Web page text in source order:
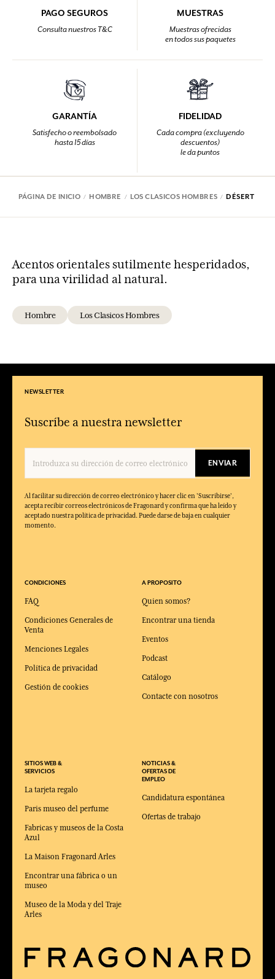
PAGO SEGUROS
Consulta nuestros T&C
MUESTRAS
Muestras ofrecidas
en todos sus paquetes
GARANTÍA
Satisfecho o reembolsado
hasta 15 días
FIDELIDAD
Cada compra (excluyendo
descuentos)
le da puntos
PÁGINA DE INICIO HOMBRE LOS CLASICOS HOMBRES DÉSERT
Acentos orientales sutilmente hesperidados,
para una virilidad al natural.
Hombre Los Clasicos Hombres
NEWSLETTER
Suscríbe a nuestra newsletter
ENVIAR
Al facilitar su dirección de correo electrónico y hacer clic en 'Suscribirse',
acepta recibir correos electrónicos de Fragonard y confirma que ha leído y
aceptado nuestra política de privacidad. Puede darse de baja en cualquier
momento.
CONDICIONES
FAQ
Condiciones Generales de
Venta
Menciones Legales
Política de privacidad
Gestión de cookies
SITIOS WEB &
SERVICIOS
La tarjeta regalo
Paris museo del perfume
Fabricas y museos de la Costa
Azul
La Maison Fragonard Arles
Encontrar una fábrica o un
museo
Museo de la Moda y del Traje
Arles
A PROPOSITO
Quien somos?
Encontrar una tienda
Eventos
Podcast
Catálogo
Contacte con nosotros
NOTICIAS &
OFERTAS DE
EMPLEO
Candidatura espontánea
Ofertas de trabajo